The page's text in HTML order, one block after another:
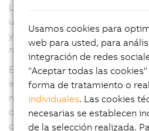
La conexión al
un conector híbrido. Contiene
y potencia necesarios para el
módulo ACOPOSmotor, así
El grado de protección IP65
instalar los módulos
máquina. El armario eléctrico
de alimentación, los variadores
componentes electromecánicos
Usamos cookies para
web para usted, para
integración de redes
"Aceptar todas las
forma de tratamiento o
individuales. Las cookies
necesarias se establecen
de la selección realizada.